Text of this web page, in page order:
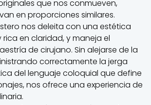
que nos conmueven,
en proporciones similares.
nos deleita con una estética
en claridad, y maneja el
de cirujano. Sin alejarse de la
correctamente la jerga
del lenguaje coloquial que define
nos ofrece una experiencia de